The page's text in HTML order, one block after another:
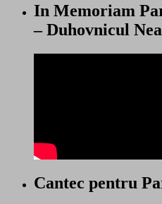
In Memoriam
– Duhovnicul
Cantec pentru